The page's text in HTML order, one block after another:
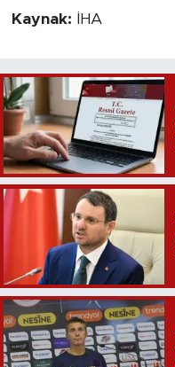
Kaynak: İHA